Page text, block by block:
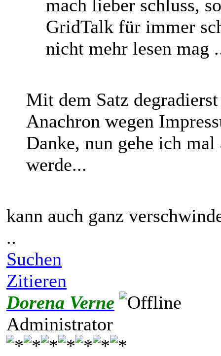
mach lieber schluss,
GridTalk für immer
nicht mehr lesen mag
Mit dem Satz
Anachron wegen
Danke, nun gehe ich
werde...
kann auch ganz
..
Suchen
Zitieren
Dorena Verne
Administrator